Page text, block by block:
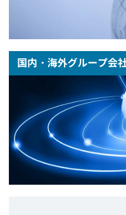
国内・海外グループ会